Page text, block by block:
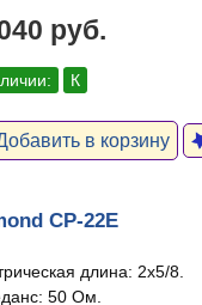
руб.
К
в корзину
CP-22E
длина: 2x5/8.
50 Ом.